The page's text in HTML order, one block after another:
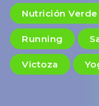
Nutrición Verde
Running
Victoza